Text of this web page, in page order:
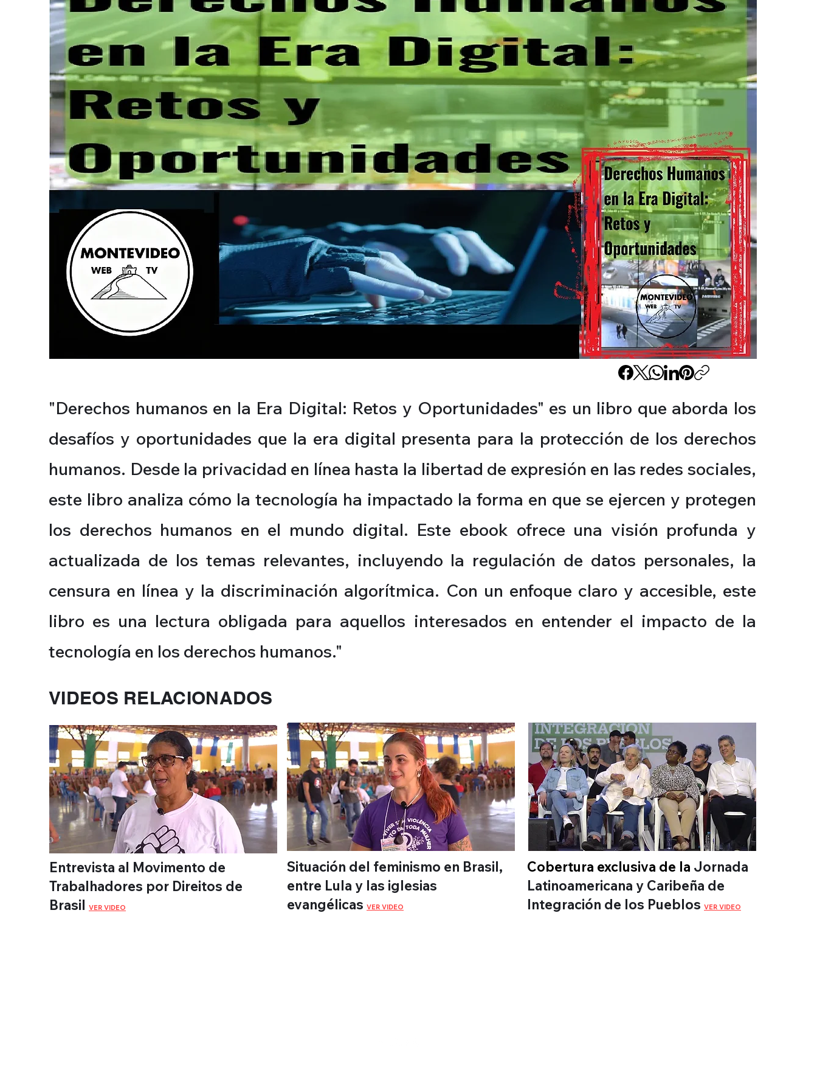
"Derechos humanos en la Era Digital: Retos y Oportunidades" es un libro que aborda los
desafíos y oportunidades que la era digital presenta para la protección de los derechos
humanos. Desde la privacidad en línea hasta la libertad de expresión en las redes sociales,
este libro analiza cómo la tecnología ha impactado la forma en que se ejercen y protegen
los derechos humanos en el mundo digital. Este ebook ofrece una visión profunda y
actualizada de los temas relevantes, incluyendo la regulación de datos personales, la
censura en línea y la discriminación algorítmica. Con un enfoque claro y accesible, este
libro es una lectura obligada para aquellos interesados en entender el impacto de la
tecnología en los derechos humanos."
VIDEOS RELACIONADOS
Situación del feminismo en Brasil,
entre Lula y las iglesias
evangélicas VER VIDEO
Cobertura exclusiva de la Jornada
Latinoamericana y Caribeña de
Integración de los Pueblos VER VIDEO
Entrevista al Movimento de
Trabalhadores por Direitos de
Brasil VER VIDEO